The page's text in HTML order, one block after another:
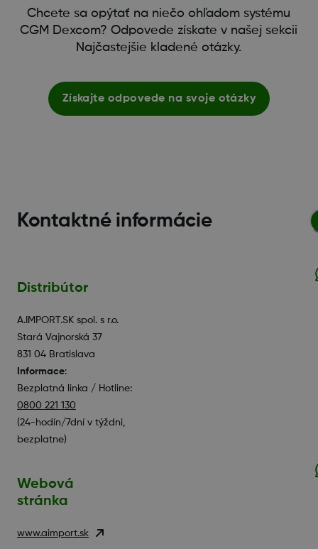
Chcete sa opýtať na niečo ohľadom systému
CGM Dexcom? Odpovede získate v našej sekcii
Najčastejšie kladené otázky.
Získajte odpovede na svoje otázky
Kontaktné informácie
Distribútor
A.IMPORT.SK spol. s r.o.
Stará Vajnorská 37
831 04 Bratislava
Informace:
Bezplatná linka / Hotline:
0800 221 130
(24-hodín/7dní v týždni,
bezplatne)
Webová
stránka
www.aimport.sk